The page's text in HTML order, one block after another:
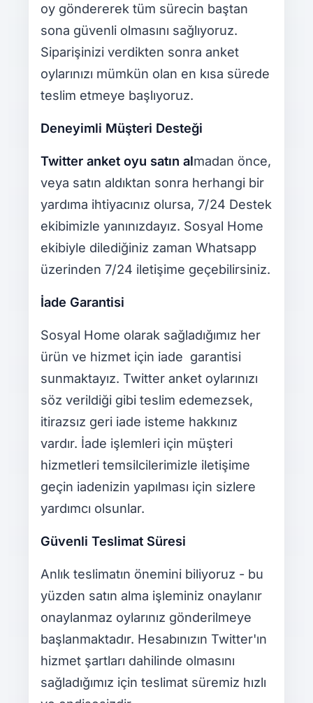
oy göndererek tüm sürecin baştan
sona güvenli olmasını sağlıyoruz.
Siparişinizi verdikten sonra anket
oylarınızı mümkün olan en kısa sürede
teslim etmeye başlıyoruz.
Deneyimli Müşteri Desteği
Twitter anket oyu satın almadan önce,
veya satın aldıktan sonra herhangi bir
yardıma ihtiyacınız olursa, 7/24 Destek
ekibimizle yanınızdayız. Sosyal Home
ekibiyle dilediğiniz zaman Whatsapp
üzerinden 7/24 iletişime geçebilirsiniz.
İade Garantisi
Sosyal Home olarak sağladığımız her
ürün ve hizmet için iade garantisi
sunmaktayız. Twitter anket oylarınızı
söz verildiği gibi teslim edemezsek,
itirazsız geri iade isteme hakkınız
vardır. İade işlemleri için müşteri
hizmetleri temsilcilerimizle iletişime
geçin iadenizin yapılması için sizlere
yardımcı olsunlar.
Güvenli Teslimat Süresi
Anlık teslimatın önemini biliyoruz - bu
yüzden satın alma işleminiz onaylanır
onaylanmaz oylarınız gönderilmeye
başlanmaktadır. Hesabınızın Twitter'ın
hizmet şartları dahilinde olmasını
sağladığımız için teslimat süremiz hızlı